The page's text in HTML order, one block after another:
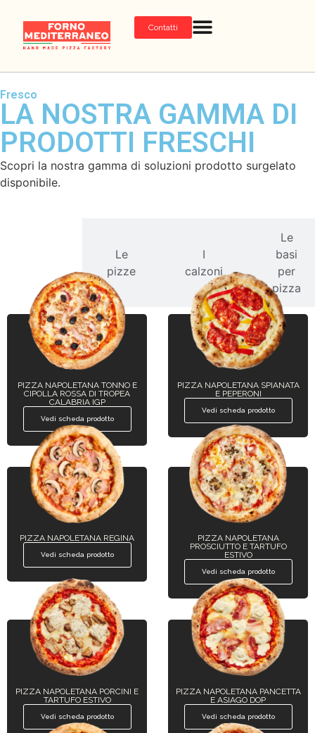
Contatti
Fresco
LA NOSTRA GAMMA DI
PRODOTTI FRESCHI
Scopri la nostra gamma di soluzioni prodotto surgelato
disponibile.
prodotti
Le
pizze
I
calzoni
Le
basi
per
pizza
PIZZA NAPOLETANA TONNO E
CIPOLLA ROSSA DI TROPEA
CALABRIA IGP
Vedi scheda prodotto
PIZZA NAPOLETANA SPIANATA
E PEPERONI
Vedi scheda prodotto
PIZZA NAPOLETANA REGINA
Vedi scheda prodotto
PIZZA NAPOLETANA
PROSCIUTTO E TARTUFO
ESTIVO
Vedi scheda prodotto
PIZZA NAPOLETANA PORCINI E
TARTUFO ESTIVO
Vedi scheda prodotto
PIZZA NAPOLETANA PANCETTA
E ASIAGO DOP
Vedi scheda prodotto